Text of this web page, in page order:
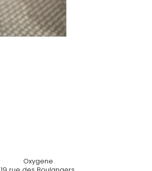
Oxygene